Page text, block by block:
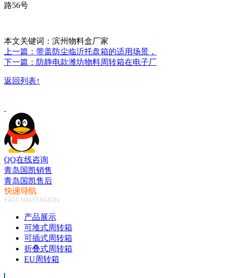
路56号
本文关键词：滨州物料盒厂家
上一篇：带盖防尘临沂托盘箱的适用场景，
下一篇：防静电款潍坊物料周转箱在电子厂
返回列表↑
QQ在线咨询
青岛国凯销售
青岛国凯售后
产品展示
可堆式周转箱
可插式周转箱
折叠式周转箱
EU周转箱